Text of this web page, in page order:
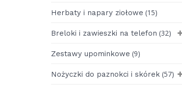
Herbaty i napary ziołowe (15)
Breloki i zawieszki na telefon (32)
Zestawy upominkowe (9)
Nożyczki do paznokci i skórek (57)